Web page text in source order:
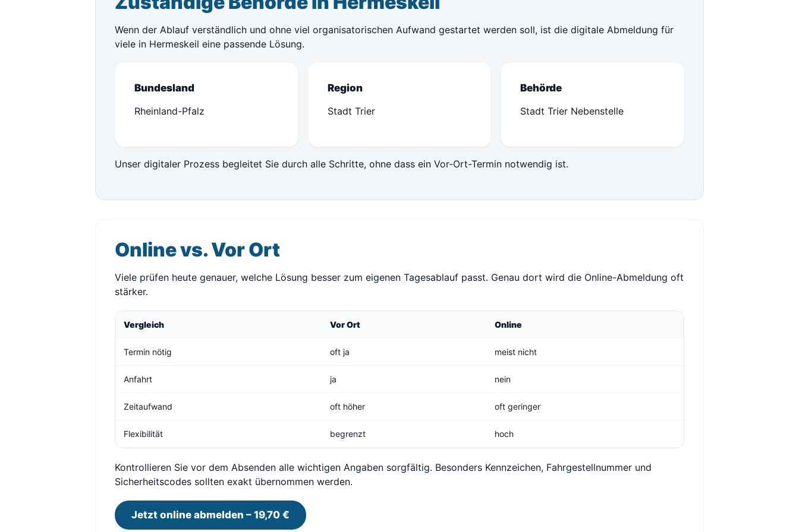
Wenn der Ablauf verständlich und ohne viel organisatorischen Aufwand gestartet werden soll, ist die digitale Abmeldung für
viele in Hermeskeil eine passende Lösung.
Bundesland
Rheinland-Pfalz
Region
Stadt Trier
Behörde
Stadt Trier Nebenstelle
Unser digitaler Prozess begleitet Sie durch alle Schritte, ohne dass ein Vor-Ort-Termin notwendig ist.
Online vs. Vor Ort
Viele prüfen heute genauer, welche Lösung besser zum eigenen Tagesablauf passt. Genau dort wird die Online-Abmeldung oft
stärker.
Vergleich Vor Ort Online
Termin nötig oft ja meist nicht
Anfahrt ja nein
Zeitaufwand oft höher oft geringer
Flexibilität begrenzt hoch
Kontrollieren Sie vor dem Absenden alle wichtigen Angaben sorgfältig. Besonders Kennzeichen, Fahrgestellnummer und
Sicherheitscodes sollten exakt übernommen werden.
Jetzt online abmelden – 19,70 €